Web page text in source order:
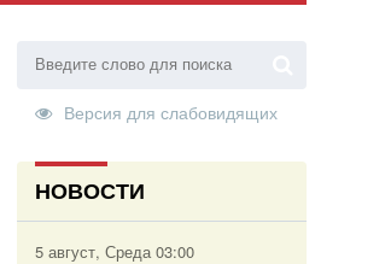
Версия для слабовидящих
НОВОСТИ
5 август, Среда 03:00